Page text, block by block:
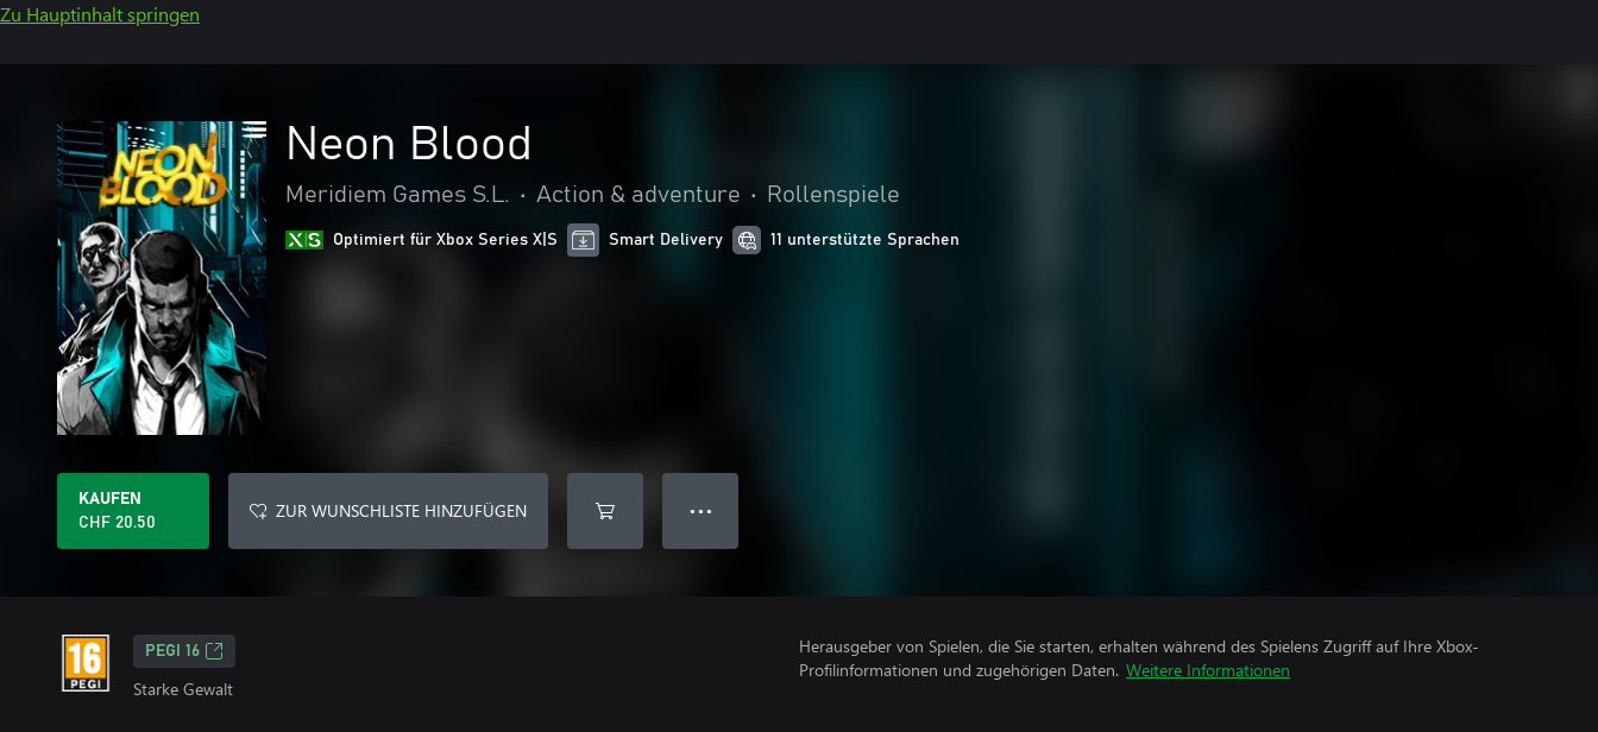
Zu Hauptinhalt springen
Neon Blood
Meridiem Games S.L. • Action & adventure • Rollenspiele
Optimiert für Xbox Series X|S Smart Delivery 11 unterstützte Sprachen
KAUFEN
CHF 20.50
ZUR WUNSCHLISTE HINZUFÜGEN ● ● ●
PEGI 16
Starke Gewalt
Herausgeber von Spielen, die Sie starten, erhalten während des Spielens Zugriff auf Ihre Xbox-
Profilinformationen und zugehörigen Daten. Weitere Informationen